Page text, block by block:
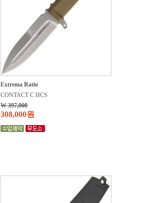
Extrema Ratio
CONTACT C HCS
W 397,000
308,000원